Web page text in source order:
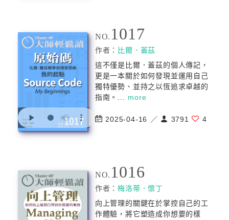
NO. 1017
作者：
比爾．蓋茲
這不僅是比爾．蓋茲的個人傳記，
更是一本關於如何發現並運用自己
獨特優勢、並持之以恆追求卓越的
指南。... more
2025-04-16 ／ 3791 4
NO. 1016
作者：梅洛蒂．懷丁
向上管理的關鍵在於掌控自己的工
作體驗，將它塑造成你想要的樣